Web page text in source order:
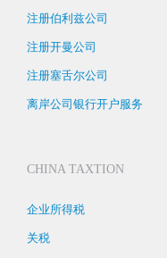
注册伯利兹公司
注册开曼公司
注册塞舌尔公司
离岸公司银行开户服务
CHINA TAXTION
企业所得税
关税